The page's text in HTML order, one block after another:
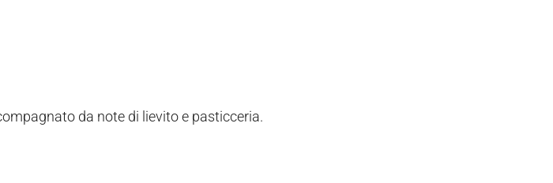
da note di lievito e pasticceria.